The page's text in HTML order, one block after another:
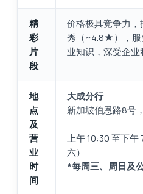
精
彩
片
段
价格极具竞争力
秀（~4.8★），服
业知识，深受企业
地
点
及
营
业
时
间
大成分行
新加坡伯恩路8号
上午 10:30 至下
六）
*每周三、周日及